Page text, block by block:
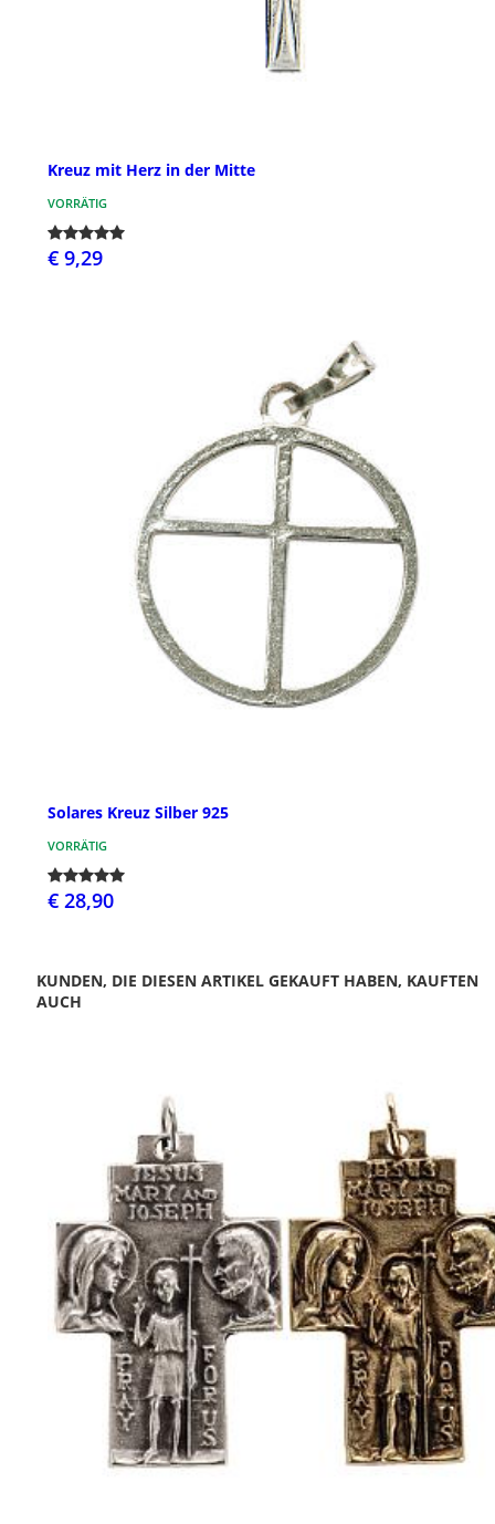
Kreuz mit Herz in der Mitte
VORRÄTIG
€ 9,29
Solares Kreuz Silber 925
VORRÄTIG
€ 28,90
KUNDEN, DIE DIESEN ARTIKEL GEKAUFT HABEN, KAUFTEN
AUCH